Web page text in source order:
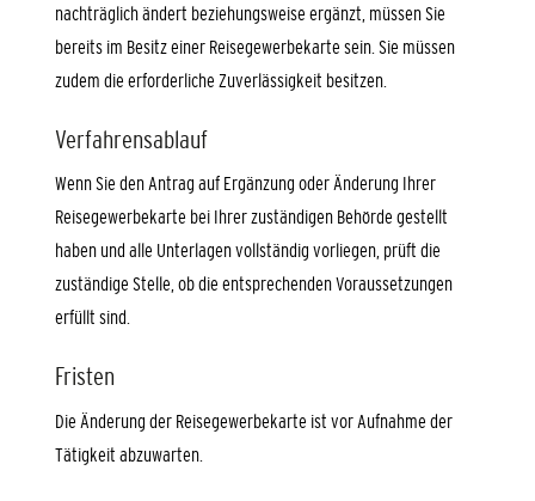
nachträglich ändert beziehungsweise ergänzt, müssen Sie
bereits im Besitz einer Reisegewerbekarte sein. Sie müssen
zudem die erforderliche Zuverlässigkeit besitzen.
Verfahrensablauf
Wenn Sie den Antrag auf Ergänzung oder Änderung Ihrer
Reisegewerbekarte bei Ihrer zuständigen Behörde gestellt
haben und alle Unterlagen vollständig vorliegen, prüft die
zuständige Stelle, ob die entsprechenden Voraussetzungen
erfüllt sind.
Fristen
Die Änderung der Reisegewerbekarte ist vor Aufnahme der
Tätigkeit abzuwarten.